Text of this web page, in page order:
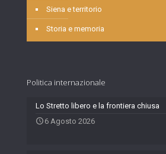
Siena e territorio
Storia e memoria
Politica internazionale
Lo Stretto libero e la frontiera chiusa
6 Agosto 2026